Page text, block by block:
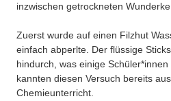
inzwischen getrockneten
Zuerst wurde auf einen Filzhut
einfach abperlte. Der flüssige
hindurch, was einige
kannten diesen Versuch bereits
Chemieunterricht.